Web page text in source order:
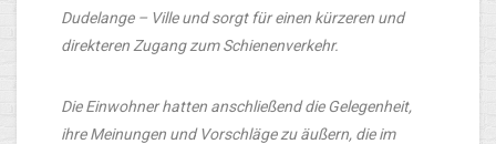
Dudelange – Ville und sorgt für einen kürzeren und
direkteren Zugang zum Schienenverkehr.
Die Einwohner hatten anschließend die Gelegenheit,
ihre Meinungen und Vorschläge zu äußern, die im